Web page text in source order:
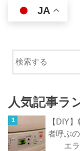
JA
人気記事ラ
【DIY
者呼ぶ
エラ